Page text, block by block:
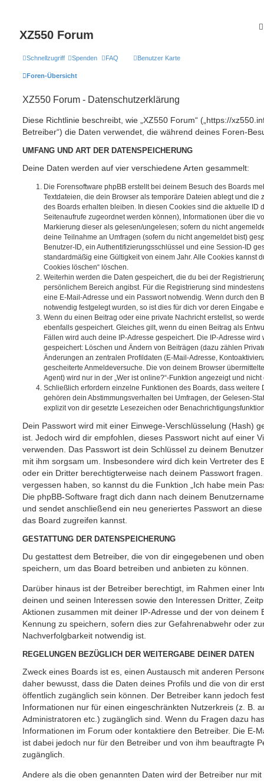
XZ550 Forum
Schnellzugriff Spenden FAQ Benutzer Karte
Foren-Übersicht
XZ550 Forum - Datenschutzerklärung
Diese Richtlinie beschreibt, wie „XZ550 Forum“ („https://
Betreiber“) die Daten verwendet, die während deines Foren-
UMFANG UND ART DER DATENSPEICHERUNG
Deine Daten werden auf vier verschiedene Arten gesammelt:
Die Forensoftware phpBB erstellt bei deinem Besuch des Boards
Textdateien, die dein Browser als temporäre Dateien ablegt und die
des Boards erhalten bleiben. In diesen Cookies sind die aktuelle ID
Seitenaufrufe zugeordnet werden können), Informationen über die
Markierung dieser als gelesen/ungelesen; sofern du nicht
deine Teilnahme an Umfragen (sofern du nicht angemeldet bist)
Benutzer-ID, ein Authentifizierungsschlüssel und eine Session-ID
standardmäßig eine Gültigkeit von einem Jahr. Alle Cookies kannst
Cookies löschen“ löschen.
Weiterhin werden die Daten gespeichert, die du bei der
persönlichem Bereich angibst. Für die Registrierung sind
eine E-Mail-Adresse und ein Passwort notwendig. Wenn durch den
notwendig festgelegt wurden, so ist dies für dich vor deren Eingabe
Wenn du einen Beitrag oder eine private Nachricht erstellst, so
ebenfalls gespeichert. Gleiches gilt, wenn du einen Beitrag als
Fällen wird auch deine IP-Adresse gespeichert. Die IP-Adresse
gespeichert: Löschen und Ändern von Beiträgen (dazu zählen
Änderungen an zentralen Profildaten (E-Mail-Adresse,
gescheiterte Anmeldeversuche. Die von deinem Browser
Agent) wird nur in der „Wer ist online?“-Funktion angezeigt und
Schließlich erfordern einzelne Funktionen des Boards, dass weitere
gehören dein Abstimmungsverhalten bei Umfragen, der Gelesen-
explizit von dir gesetzte Lesezeichen oder
Dein Passwort wird mit einer Einwege-Verschlüsselung (Hash)
ist. Jedoch wird dir empfohlen, dieses Passwort nicht auf einer
verwenden. Das Passwort ist dein Schlüssel zu deinem
mit ihm sorgsam um. Insbesondere wird dich kein Vertreter des
oder ein Dritter berechtigterweise nach deinem Passwort
vergessen haben, so kannst du die Funktion „Ich habe mein
Die phpBB-Software fragt dich dann nach deinem
und sendet anschließend ein neu generiertes Passwort an
das Board zugreifen kannst.
GESTATTUNG DER DATENSPEICHERUNG
Du gestattest dem Betreiber, die von dir eingegebenen und
speichern, um das Board betreiben und anbieten zu können.
Darüber hinaus ist der Betreiber berechtigt, im Rahmen einer
deinen und seinen Interessen sowie den Interessen Dritter,
Aktionen zusammen mit deiner IP-Adresse und der von deinem
Kennung zu speichern, sofern dies zur Gefahrenabwehr oder
Nachverfolgbarkeit notwendig ist.
REGELUNGEN BEZÜGLICH DER WEITERGABE DEINER DATEN
Zweck eines Boards ist es, einen Austausch mit anderen
daher bewusst, dass die Daten deines Profils und die von dir
öffentlich zugänglich sein können. Der Betreiber kann jedoch
Informationen nur für einen eingeschränkten Nutzerkreis (z. B.
Administratoren etc.) zugänglich sind. Wenn du Fragen dazu
Informationen im Forum oder kontaktiere den Betreiber. Die E-
ist dabei jedoch nur für den Betreiber und von ihm beauftragte
zugänglich.
Andere als die oben genannten Daten wird der Betreiber nur